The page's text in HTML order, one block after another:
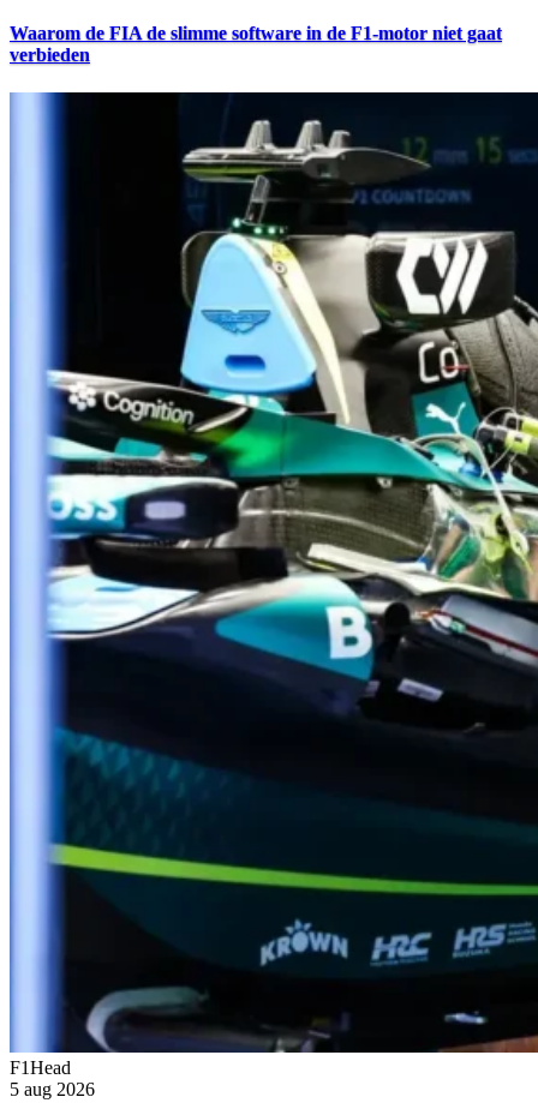
Waarom de FIA de slimme software in de F1-motor niet gaat
verbieden
F1Head
5 aug 2026